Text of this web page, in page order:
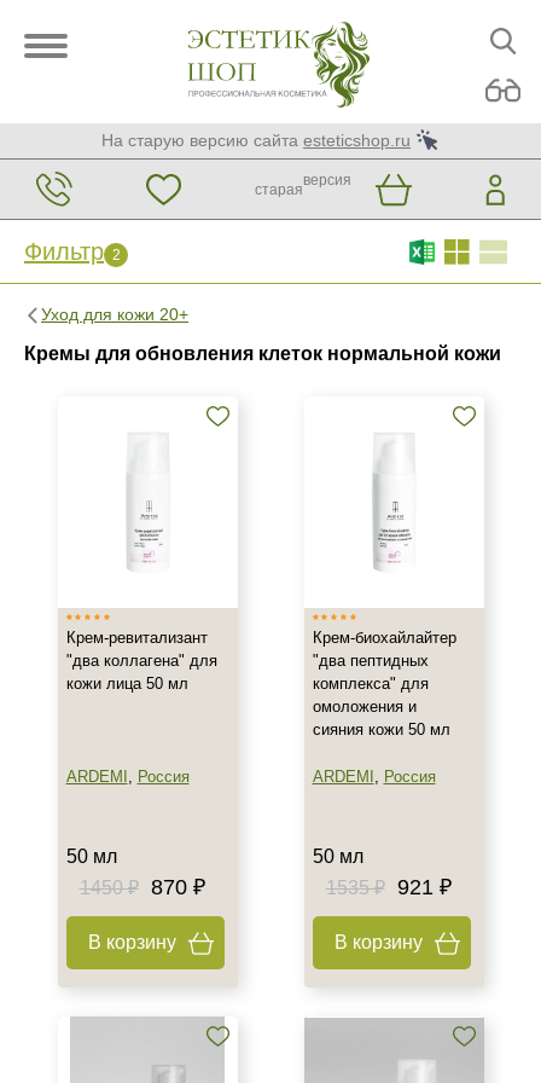
На старую версию сайта esteticshop.ru
старая
версия
Фильтр 2
Уход для кожи 20+
Кремы для обновления клеток нормальной кожи
Фильтр 2 Сброс
Испания
Россия
Показать еще
Показать еще
Домашняя
Профессиональная
Универсальная
Крем-ревитализант
"два коллагена" для
кожи лица 50 мл
ARDEMI , Россия
50 мл
1450 ₽
870 ₽
В корзину
Крем-биохайлайтер
"два пептидных
комплекса" для
омоложения и
сияния кожи 50 мл
ARDEMI , Россия
50 мл
1535 ₽
921 ₽
В корзину